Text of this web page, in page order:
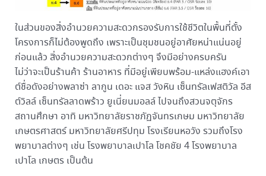
ในส่วนของสิ่งอำนวยความสะดวกรองรับการใช้ชีวิตในพื้นที่ตั้ง
โครงการก็ไม่ต้องพูดถึง เพราะเป็นชุมชนอยู่อาศัยหน่าแน่นอยู่
ก่อนแล้ว สิ่งอำนวยความสะดวกต่างๆ จึงมีอย่างครบครัน
ไม่ว่าจะเป็นร้านค้า ร้านอาหาร ที่มีอยู่เพียบพร้อม-แหล่งแฮงค์เอา
ต์ชื่อดังอย่างพลาซ่า ลากูน เดอะ แจส วังหิน เซ็นทรัลเฟสติวัล อีส
ต์วิลล์ เซ็นทรัลลาดพร้าว ยูเนี่ยนมอลล์ ไปจนถึงสวนจตุจักร
สถานศึกษา อาทิ มหาวิทยาลัยราชภัฏจันทรเกษม มหาวิทยาลัย
เกษตรศาสตร์ มหาวิทยาลัยศรีปทุม โรงเรียนหอวัง รวมถึงโรง
พยาบาลต่างๆ เช่น โรงพยาบาลเปาโล โชคชัย 4 โรงพยาบาล
เปาโล เกษตร เป็นต้น